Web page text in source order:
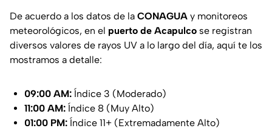
De acuerdo a los datos de la CONAGUA y monitoreos
meteorológicos, en el puerto de Acapulco se registran
diversos valores de rayos UV a lo largo del día, aquí te los
mostramos a detalle:
09:00 AM: Índice 3 (Moderado)
11:00 AM: Índice 8 (Muy Alto)
01:00 PM: Índice 11+ (Extremadamente Alto)